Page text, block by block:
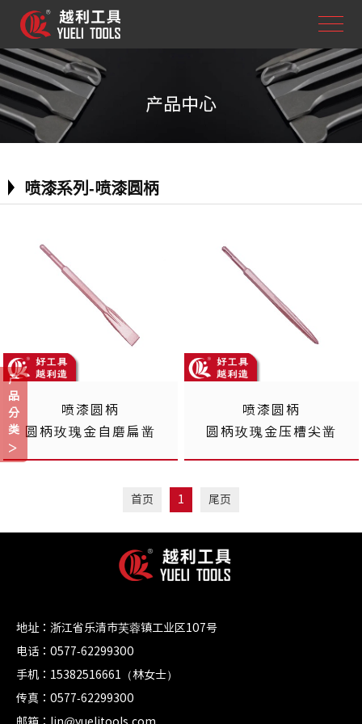
产品中心
产
品
分
类
喷漆系列-喷漆圆柄
喷漆圆柄
圆柄玫瑰金自磨扁凿
喷漆圆柄
圆柄玫瑰金压槽尖凿
首页 1 尾页
地址：浙江省乐清市芙蓉镇工业区107号
电话：0577-62299300
手机：15382516661（林女士）
传真：0577-62299300
邮箱：lin@yuelitools.com